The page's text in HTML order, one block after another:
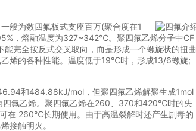
般为数四氟板式支座百万(聚合度在1
，熔融温度为327~342℃。聚四氟乙烯分子中CF
完全按反式交叉取向，而是形成一个螺旋状的扭曲
烯的各种性能。温度低于19℃时，形成13/6螺旋;
和484.88kJ/mol，但聚四氟乙烯解聚生成1mol
四氟乙烯。聚四氟乙烯在260、370和420℃时的失
在 260℃长期使用。由于高温裂解时还产生剧毒的
接触明火。